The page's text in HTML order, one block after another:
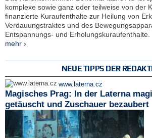
komplexe sowie ganz oder teilweise von der
finanzierte Kuraufenthalte zur Heilung von
Verdauungstraktes und des
Entspannungs- und Erholungskuraufenthalte.
mehr ›
NEUE TIPPS DER
www.laterna.cz
Magisches Prag: In der Laterna
getäuscht und Zuschauer bezaubert